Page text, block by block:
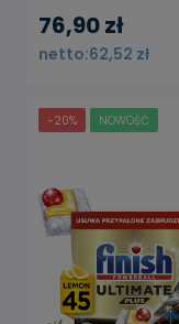
Tkanin 45 Prań
76,90 zł
62,52 zł
-20% NOWOŚĆ